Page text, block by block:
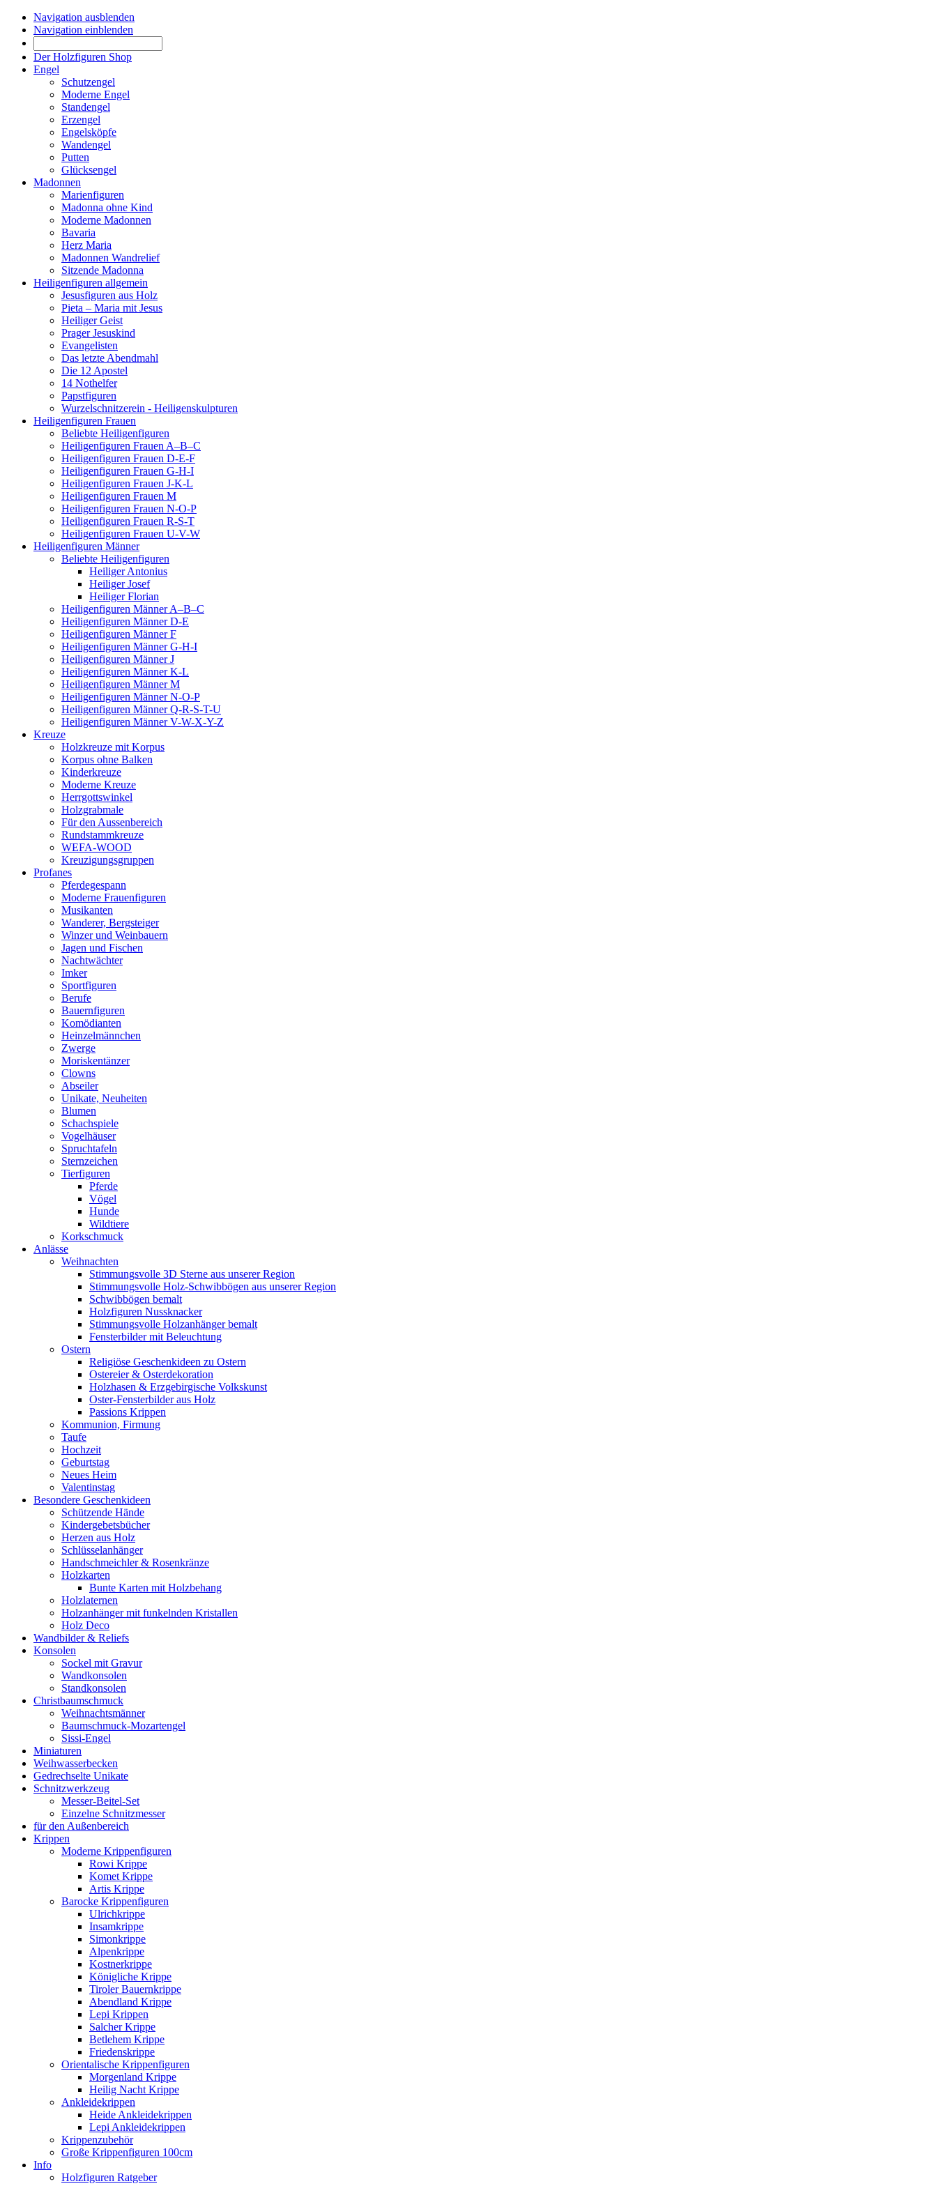
Navigation ausblenden
Navigation einblenden
Der Holzfiguren Shop
Engel
Schutzengel
Moderne Engel
Standengel
Erzengel
Engelsköpfe
Wandengel
Putten
Glücksengel
Madonnen
Marienfiguren
Madonna ohne Kind
Moderne Madonnen
Bavaria
Herz Maria
Madonnen Wandrelief
Sitzende Madonna
Heiligenfiguren allgemein
Jesusfiguren aus Holz
Pieta – Maria mit Jesus
Heiliger Geist
Prager Jesuskind
Evangelisten
Das letzte Abendmahl
Die 12 Apostel
14 Nothelfer
Papstfiguren
Wurzelschnitzerein - Heiligenskulpturen
Heiligenfiguren Frauen
Beliebte Heiligenfiguren
Heiligenfiguren Frauen A–B–C
Heiligenfiguren Frauen D-E-F
Heiligenfiguren Frauen G-H-I
Heiligenfiguren Frauen J-K-L
Heiligenfiguren Frauen M
Heiligenfiguren Frauen N-O-P
Heiligenfiguren Frauen R-S-T
Heiligenfiguren Frauen U-V-W
Heiligenfiguren Männer
Beliebte Heiligenfiguren
Heiliger Antonius
Heiliger Josef
Heiliger Florian
Heiligenfiguren Männer A–B–C
Heiligenfiguren Männer D-E
Heiligenfiguren Männer F
Heiligenfiguren Männer G-H-I
Heiligenfiguren Männer J
Heiligenfiguren Männer K-L
Heiligenfiguren Männer M
Heiligenfiguren Männer N-O-P
Heiligenfiguren Männer Q-R-S-T-U
Heiligenfiguren Männer V-W-X-Y-Z
Kreuze
Holzkreuze mit Korpus
Korpus ohne Balken
Kinderkreuze
Moderne Kreuze
Herrgottswinkel
Holzgrabmale
Für den Aussenbereich
Rundstammkreuze
WEFA-WOOD
Kreuzigungsgruppen
Profanes
Pferdegespann
Moderne Frauenfiguren
Musikanten
Wanderer, Bergsteiger
Winzer und Weinbauern
Jagen und Fischen
Nachtwächter
Imker
Sportfiguren
Berufe
Bauernfiguren
Komödianten
Heinzelmännchen
Zwerge
Moriskentänzer
Clowns
Abseiler
Unikate, Neuheiten
Blumen
Schachspiele
Vogelhäuser
Spruchtafeln
Sternzeichen
Tierfiguren
Pferde
Vögel
Hunde
Wildtiere
Korkschmuck
Anlässe
Weihnachten
Stimmungsvolle 3D Sterne aus unserer Region
Stimmungsvolle Holz-Schwibbögen aus unserer Region
Schwibbögen bemalt
Holzfiguren Nussknacker
Stimmungsvolle Holzanhänger bemalt
Fensterbilder mit Beleuchtung
Ostern
Religiöse Geschenkideen zu Ostern
Ostereier & Osterdekoration
Holzhasen & Erzgebirgische Volkskunst
Oster-Fensterbilder aus Holz
Passions Krippen
Kommunion, Firmung
Taufe
Hochzeit
Geburtstag
Neues Heim
Valentinstag
Besondere Geschenkideen
Schützende Hände
Kindergebetsbücher
Herzen aus Holz
Schlüsselanhänger
Handschmeichler & Rosenkränze
Holzkarten
Bunte Karten mit Holzbehang
Holzlaternen
Holzanhänger mit funkelnden Kristallen
Holz Deco
Wandbilder & Reliefs
Konsolen
Sockel mit Gravur
Wandkonsolen
Standkonsolen
Christbaumschmuck
Weihnachtsmänner
Baumschmuck-Mozartengel
Sissi-Engel
Miniaturen
Weihwasserbecken
Gedrechselte Unikate
Schnitzwerkzeug
Messer-Beitel-Set
Einzelne Schnitzmesser
für den Außenbereich
Krippen
Moderne Krippenfiguren
Rowi Krippe
Komet Krippe
Artis Krippe
Barocke Krippenfiguren
Ulrichkrippe
Insamkrippe
Simonkrippe
Alpenkrippe
Kostnerkrippe
Königliche Krippe
Tiroler Bauernkrippe
Abendland Krippe
Lepi Krippen
Salcher Krippe
Betlehem Krippe
Friedenskrippe
Orientalische Krippenfiguren
Morgenland Krippe
Heilig Nacht Krippe
Ankleidekrippen
Heide Ankleidekrippen
Lepi Ankleidekrippen
Krippenzubehör
Große Krippenfiguren 100cm
Info
Holzfiguren Ratgeber